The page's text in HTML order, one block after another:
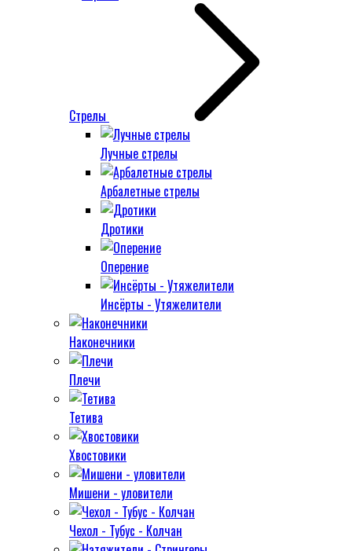
Стрелы
Лучные стрелы
Арбалетные стрелы
Дротики
Оперение
Инсёрты - Утяжелители
Наконечники
Плечи
Тетива
Хвостовики
Мишени - уловители
Чехол - Тубус - Колчан